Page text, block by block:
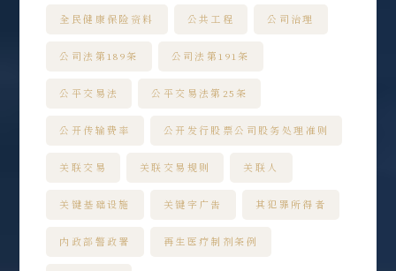
全民健康保险资料 公共工程 公司治理
公司法第189条 公司法第191条
公平交易法 公平交易法第25条
公开传输费率 公开发行股票公司股务处理准则
关联交易 关联交易规则 关联人
关键基础设施 关键字广告 其犯罪所得者
内政部警政署 再生医疗制剂条例